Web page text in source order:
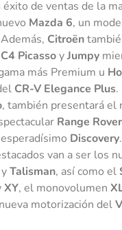
de ventas de la
Mazda 6, un
Citroën
C4 PicassoyJumpy
más Premium u
CR-V Elegance Plus.
, también presentará el
Range
Discovery
van a ser los
yTalisman, así como el
XY, el monovolumen
motorización del